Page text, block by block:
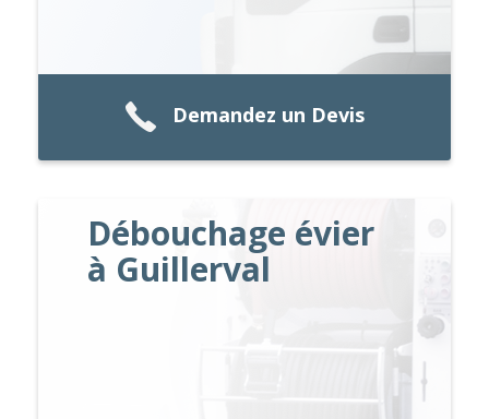
Demandez un Devis
Débouchage évier
à Guillerval